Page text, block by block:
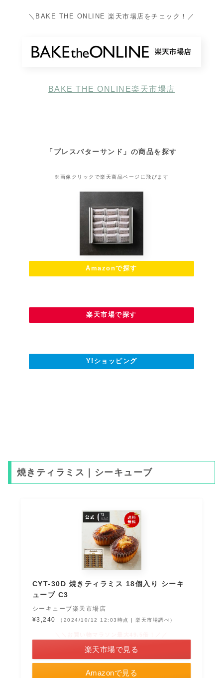
＼BAKE THE ONLINE 楽天市場店をチェック！／
BAKE THE ONLINE楽天市場店
「プレスバターサンド 」の商品を探す
※画像クリックで楽天商品ページに飛びます
Amazonで探す
楽天市場で探す
Y!ショッピング
焼きティラミス｜シーキューブ
CYT-30D 焼きティラミス 18個入り シーキ
ューブ C3
シーキューブ楽天市場店
¥3,240
（2024/10/12 12:03時点 | 楽天市場調べ）
Amazonで見る
楽天市場で見る